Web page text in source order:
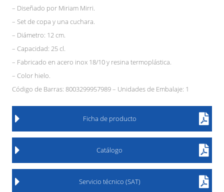
– Diseñado por Miriam Mirri.
– Set de copa y una cuchara.
– Diámetro: 12 cm.
– Capacidad: 25 cl.
– Fabricado en acero inox 18/10 y resina termoplástica.
– Color hielo.
Código de Barras: 8003299957989 – Unidades de Embalaje: 1
Ficha de producto
Catálogo
Servicio técnico (SAT)